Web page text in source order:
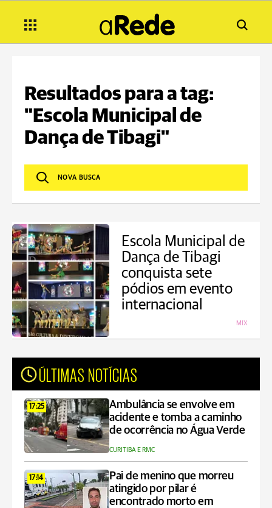
Resultados para a tag:
"Escola Municipal de
Dança de Tibagi"
Escola Municipal de
Dança de Tibagi
conquista sete
pódios em evento
internacional
MIX
ÚLTIMAS NOTÍCIAS
17:25
Ambulância se envolve em
acidente e tomba a caminho
de ocorrência no Água Verde
CURITIBA E RMC
17:14
Pai de menino que morreu
atingido por pilar é
encontrado morto em